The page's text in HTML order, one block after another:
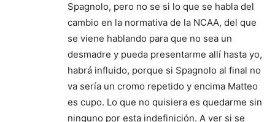
Spagnolo, pero no se si lo que se habla del
cambio en la normativa de la NCAA, del que
se viene hablando para que no sea un
desmadre y pueda presentarme allí hasta yo,
habrá influido, porque si Spagnolo al final no
va sería un cromo repetido y encima Matteo
es cupo. Lo que no quisiera es quedarme sin
ninguno por esta indefinición. A ver si se